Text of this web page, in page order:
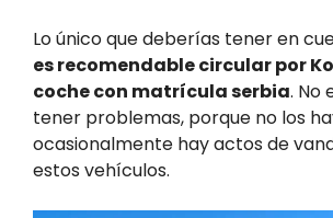
Lo único que deberías tener en
es recomendable circular por
coche con matrícula serbia. No
tener problemas, porque no los
ocasionalmente hay actos de
estos vehículos.